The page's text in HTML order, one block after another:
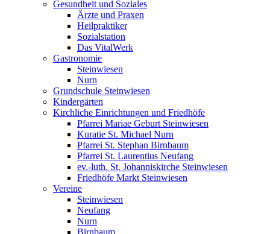
Gesundheit und Soziales
Ärzte und Praxen
Heilpraktiker
Sozialstation
Das VitalWerk
Gastronomie
Steinwiesen
Nurn
Grundschule Steinwiesen
Kindergärten
Kirchliche Einrichtungen und Friedhöfe
Pfarrei Mariae Geburt Steinwiesen
Kuratie St. Michael Nurn
Pfarrei St. Stephan Birnbaum
Pfarrei St. Laurentius Neufang
ev.-luth. St. Johanniskirche Steinwiesen
Friedhöfe Markt Steinwiesen
Vereine
Steinwiesen
Neufang
Nurn
Birnbaum